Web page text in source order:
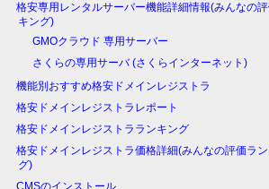
格安専用レンタルサーバー機能詳細情報(みんなの
キング)
GMOクラウド 専用サーバー
さくらの専用サーバ (さくらインターネット)
機能別おすすめ格安ドメインレジストラ
格安ドメインレジストラレポート
格安ドメインレジストラランキング
格安ドメインレジストラ価格詳細(みんなの評価ラ
グ)
CMSのインストール